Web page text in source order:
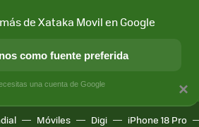
Y SOCIEDAD APLICACIONES
Móviles Digi iPhone 18 Pro
×
de Xataka Movil en Google
como fuente preferida
una cuenta de Google